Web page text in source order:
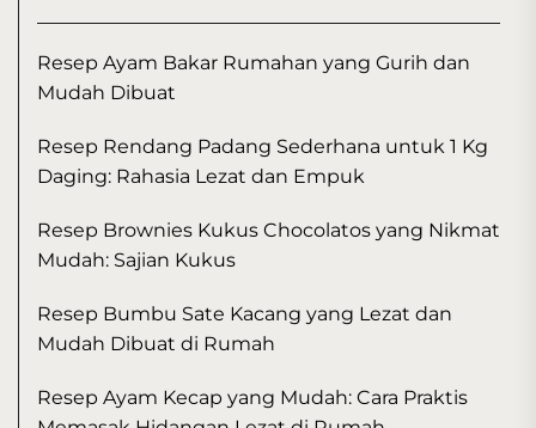
Resep Ayam Bakar Rumahan yang Gurih dan
Mudah Dibuat
Resep Rendang Padang Sederhana untuk 1 Kg
Daging: Rahasia Lezat dan Empuk
Resep Brownies Kukus Chocolatos yang Nikmat
Mudah: Sajian Kukus
Resep Bumbu Sate Kacang yang Lezat dan
Mudah Dibuat di Rumah
Resep Ayam Kecap yang Mudah: Cara Praktis